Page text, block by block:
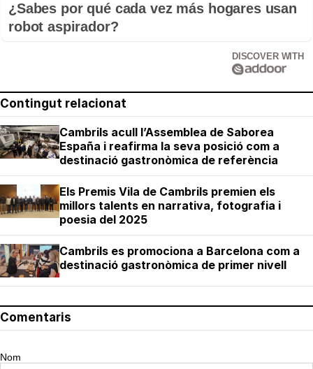
¿Sabes por qué cada vez más hogares usan
robot aspirador?
DISCOVER WITH
Contingut relacionat
Cambrils acull l’Assemblea de Saborea
España i reafirma la seva posició com a
destinació gastronòmica de referència
Els Premis Vila de Cambrils premien els
millors talents en narrativa, fotografia i
poesia del 2025
Cambrils es promociona a Barcelona com a
destinació gastronòmica de primer nivell
Comentaris
Nom